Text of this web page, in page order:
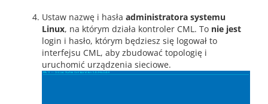
Ustaw nazwę i hasła administratora systemu
Linux, na którym działa kontroler CML. To nie jest
login i hasło, którym będziesz się logował to
interfejsu CML, aby zbudować topologię i
uruchomić urządzenia sieciowe.